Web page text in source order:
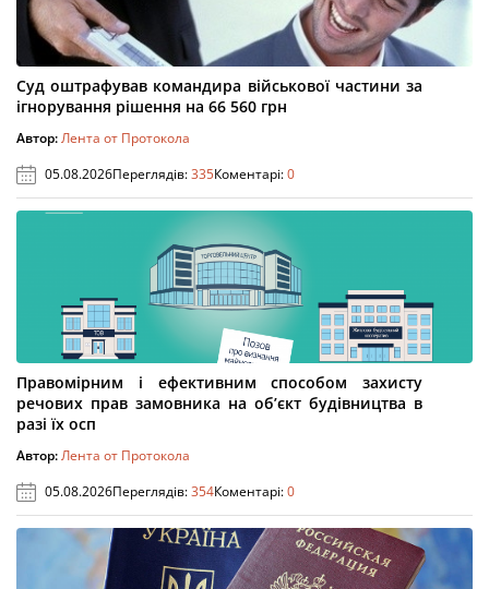
Суд оштрафував командира військової частини за
ігнорування рішення на 66 560 грн
Автор:Лента от Протокола
05.08.2026Переглядів:335Коментарі:0
Правомірним і ефективним способом захисту
речових прав замовника на об’єкт будівництва в
разі їх осп
Автор:Лента от Протокола
05.08.2026Переглядів:354Коментарі:0